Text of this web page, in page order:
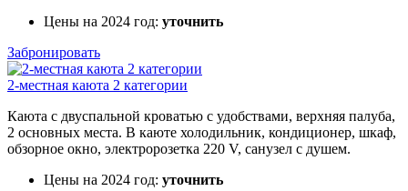
Цены на 2024 год: уточнить
Забронировать
2-местная каюта 2 категории
Каюта с двуспальной кроватью с удобствами, верхняя палуба,
2 основных места. В каюте холодильник, кондиционер, шкаф,
обзорное окно, электророзетка 220 V, санузел с душем.
Цены на 2024 год: уточнить